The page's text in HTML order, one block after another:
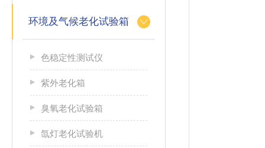
环境及气候老化试验箱
色稳定性测试仪
紫外老化箱
臭氧老化试验箱
氙灯老化试验机